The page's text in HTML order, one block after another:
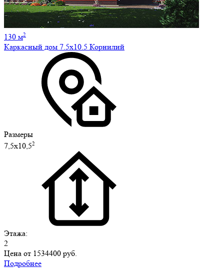
130 м2
Каркасный дом 7.5х10.5 Корнилий
Размеры
7,5х10,52
Этажа:
2
Цена от 1534400 руб.
Подробнее